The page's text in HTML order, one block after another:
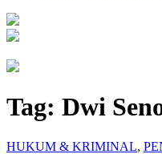
Tag: Dwi
HUKUM & KRIMINAL,